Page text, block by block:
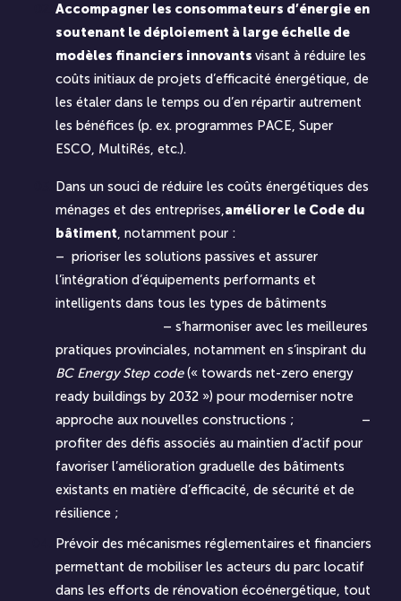
Accompagner les consommateurs d’énergie en
soutenant le déploiement à large échelle de
modèles financiers innovants visant à réduire les
coûts initiaux de projets d’efficacité énergétique, de
les étaler dans le temps ou d’en répartir autrement
les bénéfices (p. ex. programmes PACE, Super
ESCO, MultiRés, etc.).
Dans un souci de réduire les coûts énergétiques des
ménages et des entreprises,améliorer le Code du
bâtiment, notamment pour :
– prioriser les solutions passives et assurer
l’intégration d’équipements performants et
intelligents dans tous les types de bâtiments
– s’harmoniser avec les meilleures
pratiques provinciales, notamment en s’inspirant du
BC Energy Step code(« towards net-zero energy
ready buildings by 2032 ») pour moderniser notre
approche aux nouvelles constructions ; –
profiter des défis associés au maintien d’actif pour
favoriser l’amélioration graduelle des bâtiments
existants en matière d’efficacité, de sécurité et de
résilience ;
Prévoir des mécanismes réglementaires et financiers
permettant de mobiliser les acteurs du parc locatif
dans les efforts de rénovation écoénergétique, tout